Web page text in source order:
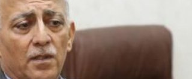
ترس از امتیازدهی آمریکا! +فیلم
گسترده عربستان را خنثی کرد +فیلم